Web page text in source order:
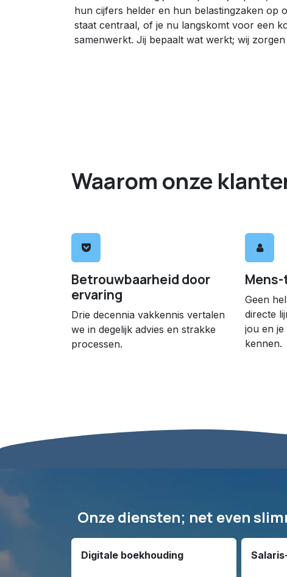
hun cijfers helder en hun belastingzaken op
staat centraal, of je nu langskomt voor een
samenwerkt. Jij bepaalt wat werkt; wij
Waarom onze
Betrouwbaarheid door
ervaring
Drie decennia vakkennis vertalen
we in degelijk advies en strakke
processen.
Geen
directe
jou en
kennen.
Digitale boekhouding
Onze diensten; net even